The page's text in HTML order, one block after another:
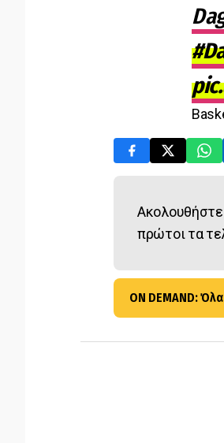
πρώτοι τα
ON DEMAND: